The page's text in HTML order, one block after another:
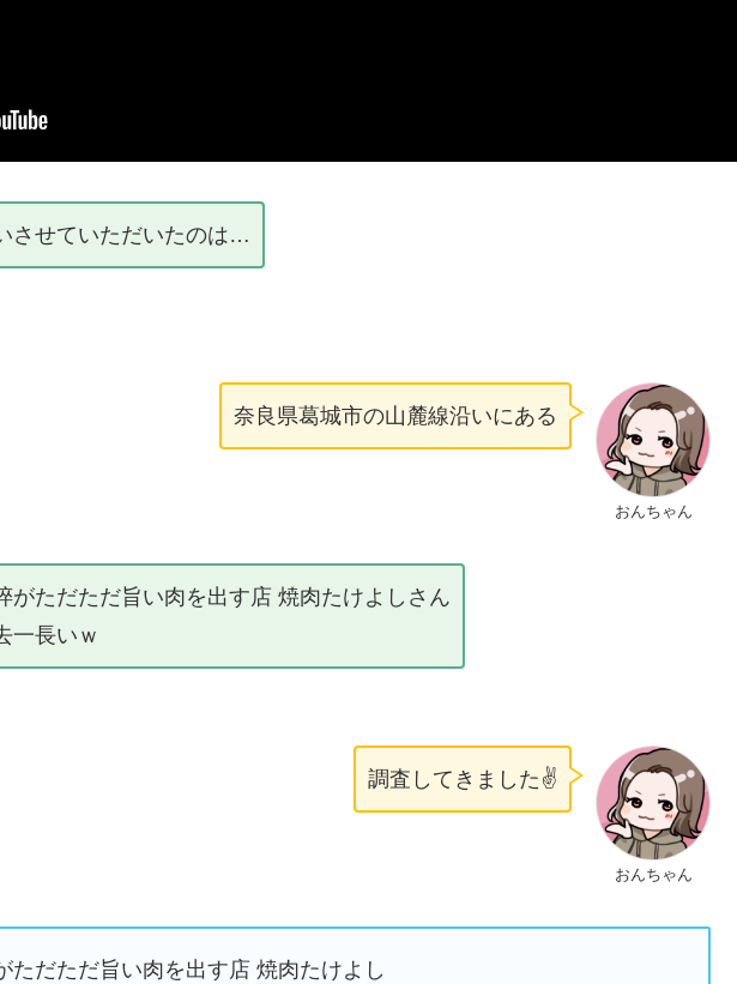
させていただいたのは…
おんちゃん
奈良県葛城市の山麓線沿いにある
がただただ旨い肉を出す店 焼肉たけよしさん
一長いｗ
おんちゃん
調査してきました✌️
ただただ旨い肉を出す店 焼肉たけよし